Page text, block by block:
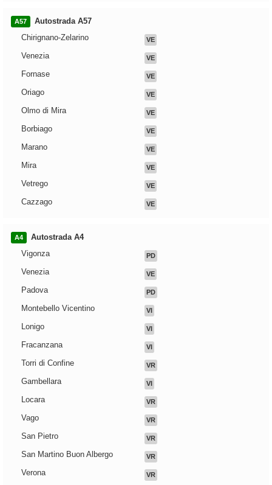
A57
Autostrada A57
Chirignano-Zelarino
VE
Venezia VE
Fornase VE
Oriago VE
Olmo di Mira VE
Borbiago VE
Marano VE
Mira VE
Vetrego VE
Cazzago VE
A4
Autostrada A4
Vigonza
PD
Venezia VE
Padova PD
Montebello Vicentino VI
Lonigo VI
Fracanzana VI
Torri di Confine VR
Gambellara VI
Locara VR
Vago VR
San Pietro VR
San Martino Buon Albergo VR
Verona VR